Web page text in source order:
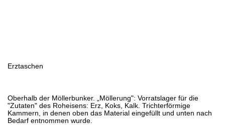
Erztaschen
Oberhalb der Möllerbunker. „Möllerung": Vorratslager für die
"Zutaten" des Roheisens: Erz, Koks, Kalk. Trichterförmige
Kammern, in denen oben das Material eingefüllt und unten nach
Bedarf entnommen wurde.